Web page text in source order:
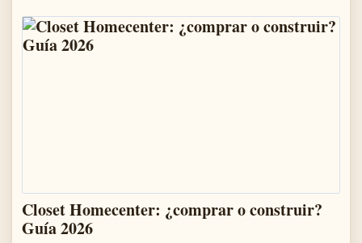
Closet Homecenter: ¿comprar o construir?
Guía 2026